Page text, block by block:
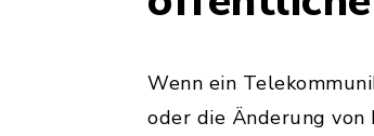
Wenn ein
oder die Änderung